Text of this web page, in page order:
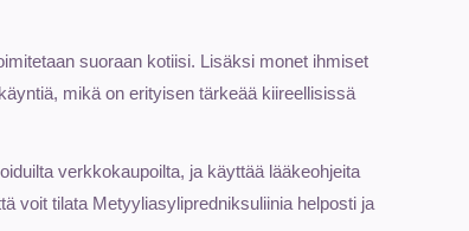
suoraan kotiisi. Lisäksi monet ihmiset
mikä on erityisen tärkeää kiireellisissä
verkkokaupoilta, ja käyttää lääkeohjeita
voit tilata Metyyliasylipredniksuliinia helposti ja